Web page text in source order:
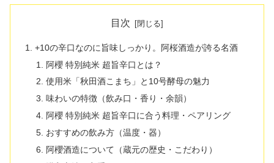
目次
+10の辛口なのに旨味しっかり。阿桜酒造が誇る名酒
阿櫻 特別純米 超旨辛口とは？
使用米「秋田酒こまち」と10号酵母の魅力
味わいの特徴（飲み口・香り・余韻）
阿櫻 特別純米 超旨辛口に合う料理・ペアリング
おすすめの飲み方（温度・器）
阿櫻酒造について（蔵元の歴史・こだわり）